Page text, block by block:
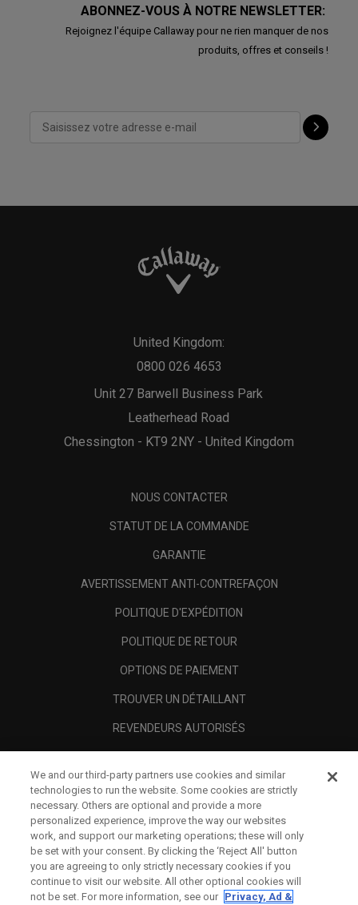
ABONNEZ-VOUS À NOTRE NEWSLETTER:
Rejoignez l'équipe Callaway pour ne rien manquer de nos
produits, offres et conseils !
Unit 27 Barwell Business Park
Leatherhead Road
Chessington - KT9 2NY - United Kingdom
United Kingdom:
0800 026 4653
NOUS CONTACTER
STATUT DE LA COMMANDE
GARANTIE
AVERTISSEMENT ANTI-CONTREFAÇON
POLITIQUE D'EXPÉDITION
POLITIQUE DE RETOUR
OPTIONS DE PAIEMENT
TROUVER UN DÉTAILLANT
REVENDEURS AUTORISÉS
A PROPOS
MENTIONS LÉGALES
We and our third-party partners use cookies and similar
technologies to run the website. Some cookies are strictly
necessary. Others are optional and provide a more
personalized experience, improve the way our websites
work, and support our marketing operations; these will only
be set with your consent. By clicking the ‘Reject All' button
you are agreeing to only strictly necessary cookies if you
continue to visit our website. All other optional cookies will
not be set. For more information, see our Privacy, Ad &